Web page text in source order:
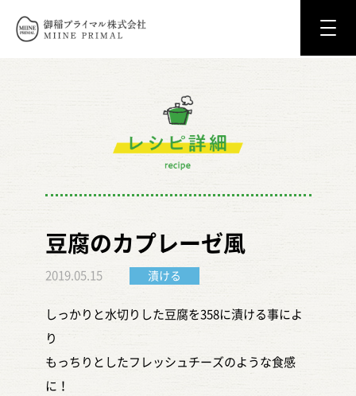
豆腐のカプレーゼ風
2019.05.15 漬ける
しっかりと水切りした豆腐を358に漬ける事によ
り
もっちりとしたフレッシュチーズのような食感
に！